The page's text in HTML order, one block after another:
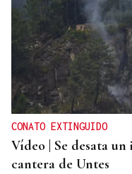
CONATO EXTINGUIDO
Vídeo | Se desata
cantera de Untes